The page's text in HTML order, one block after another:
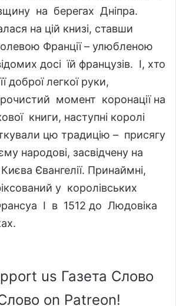
на берегах Дніпра.
на цій книзі, ставши
Франції – улюбленою
досі їй французів. І, хто
доброї легкої руки,
момент коронації на
книги, наступні королі
цю традицію – присягу
народові, засвідчену на
Євангелії. Принаймні,
у королівських
І в 1512 до Людовіка
us Газета Слово
on Patreon!